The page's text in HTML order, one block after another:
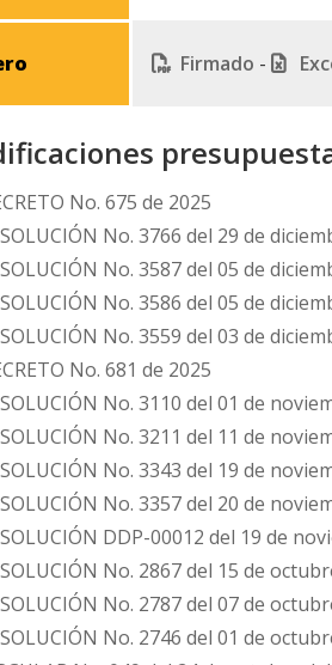
Firmado -
No. 675 de 2025
No. 3766 del 29 de
No. 3587 del 05 de
No. 3586 del 05 de
No. 3559 del 03 de
No. 681 de 2025
No. 3110 del 01 de
No. 3211 del 11 de
No. 3343 del 19 de
No. 3357 del 20 de
DDP-00012 del 19 de
No. 2867 del 15 de
No. 2787 del 07 de
No. 2746 del 01 de